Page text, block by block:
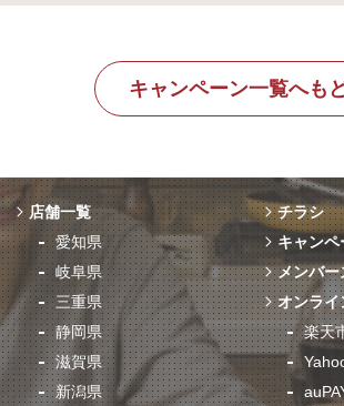
キャンペーン一覧へも
店舗一覧
愛知県
岐阜県
三重県
静岡県
滋賀県
新潟県
チラシ
キャンペ
メンバ
オンラ
楽天